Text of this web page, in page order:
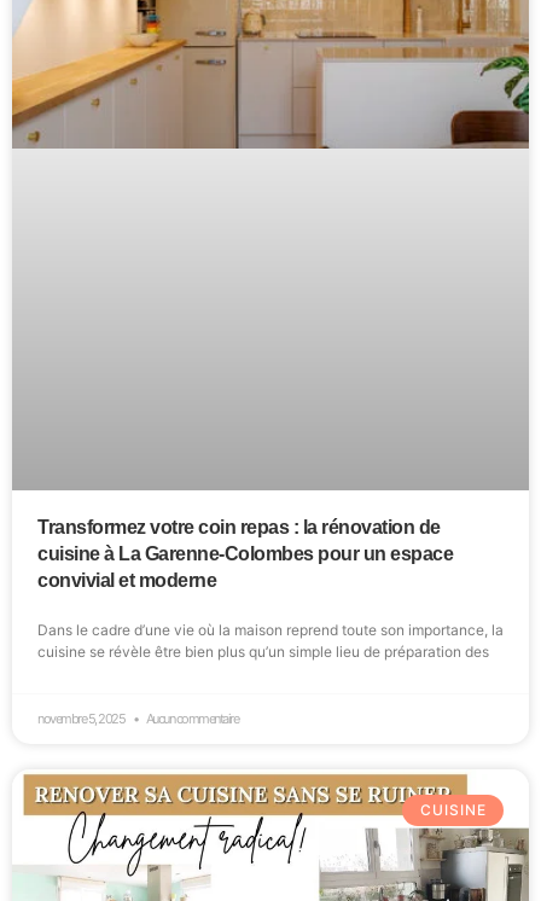
Transformez votre coin repas : la rénovation de
cuisine à La Garenne-Colombes pour un espace
convivial et moderne
Dans le cadre d’une vie où la maison reprend toute son importance, la
cuisine se révèle être bien plus qu’un simple lieu de préparation des
novembre 5, 2025 Aucun commentaire
CUISINE